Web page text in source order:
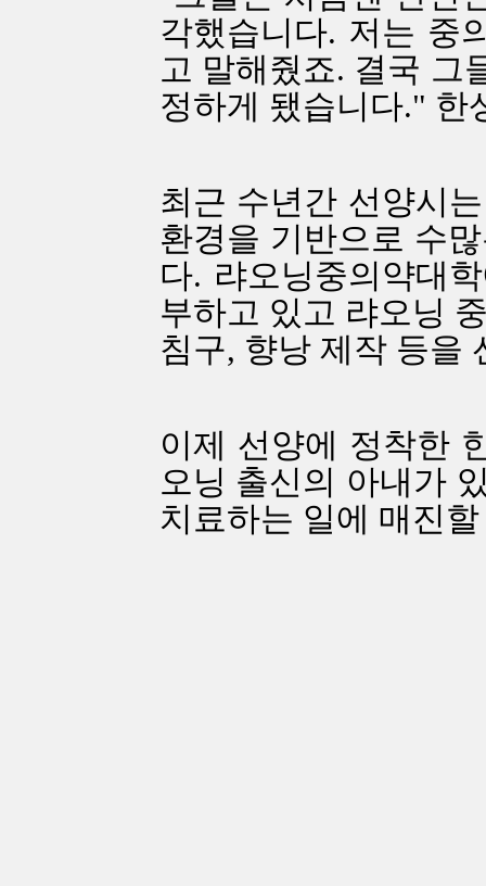
각했습니다. 저는 중
고 말해줬죠. 결국 그
정하게 됐습니다." 한
최근 수년간 선양시
환경을 기반으로 수
다. 랴오닝중의약대
부하고 있고 랴오닝
침구, 향낭 제작 등을
이제 선양에 정착한
오닝 출신의 아내가
치료하는 일에 매진